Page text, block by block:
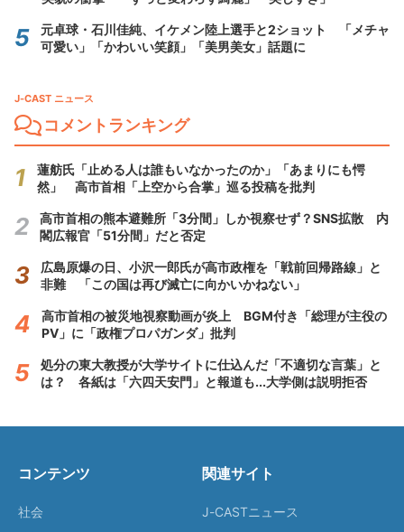
元卓球・石川佳純、イケメン陸上選手と2ショット 「メチャ
可愛い」「かわいい笑顔」「美男美女」話題に
J-CAST ニュース
コメントランキング
蓮舫氏「止める人は誰もいなかったのか」「あまりにも愕
然」 高市首相「上空から合掌」巡る投稿を批判
高市首相の熊本避難所「3分間」しか視察せず？SNS拡散 内
閣広報官「51分間」だと否定
広島原爆の日、小沢一郎氏が高市政権を「戦前回帰路線」と
非難 「この国は再び滅亡に向かいかねない」
高市首相の被災地視察動画が炎上 BGM付き「総理が主役の
PV」に「政権プロパガンダ」批判
処分の東大教授が大学サイトに仕込んだ「不適切な言葉」と
は？ 各紙は「六四天安門」と報道も...大学側は説明拒否
コンテンツ
社会
関連サイト
J-CASTニュース